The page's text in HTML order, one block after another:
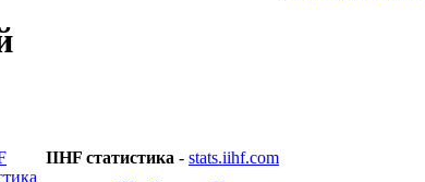
IIHF статистика - stats.iihf.com